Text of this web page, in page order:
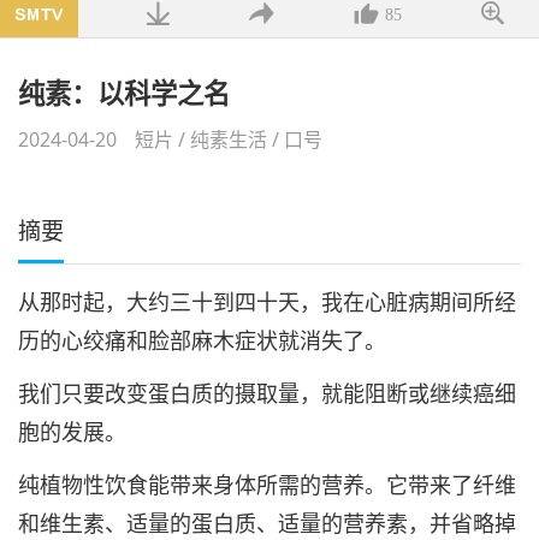
前
间
85
纯素：以科学之名
2024-04-20 短片 / 纯素生活/ 口号
摘要
从那时起，大约三十到四十天，我在心脏病期间所经
历的心绞痛和脸部麻木症状就消失了。
我们只要改变蛋白质的摄取量，就能阻断或继续癌细
胞的发展。
纯植物性饮食能带来身体所需的营养。它带来了纤维
和维生素、适量的蛋白质、适量的营养素，并省略掉